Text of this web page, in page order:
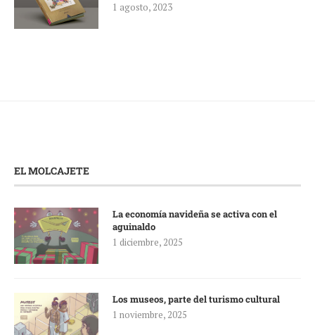
1 agosto, 2023
EL MOLCAJETE
La economía navideña se activa con el
aguinaldo
1 diciembre, 2025
Los museos, parte del turismo cultural
1 noviembre, 2025